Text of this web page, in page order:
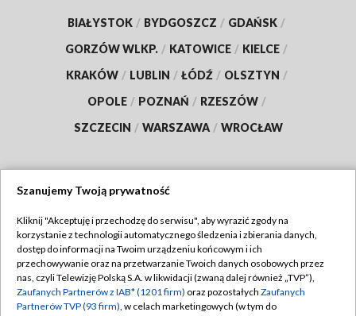
BIAŁYSTOK / BYDGOSZCZ / GDAŃSK /
GORZÓW WLKP. / KATOWICE / KIELCE /
KRAKÓW / LUBLIN / ŁÓDŹ / OLSZTYN /
OPOLE / POZNAŃ / RZESZÓW /
SZCZECIN / WARSZAWA / WROCŁAW
TVP
Abonament TVP
Emisja w TVP
Regulamin TVP
Polityka prywatności
Szanujemy Twoją prywatność
Kliknij "Akceptuję i przechodzę do serwisu", aby wyrazić zgody na
korzystanie z technologii automatycznego śledzenia i zbierania danych,
dostęp do informacji na Twoim urządzeniu końcowym i ich
przechowywanie oraz na przetwarzanie Twoich danych osobowych przez
nas, czyli Telewizję Polską S.A. w likwidacji (zwaną dalej również „TVP”),
Zaufanych Partnerów z IAB* (1201 firm) oraz pozostałych Zaufanych
Partnerów TVP (93 firm), w celach marketingowych (w tym do